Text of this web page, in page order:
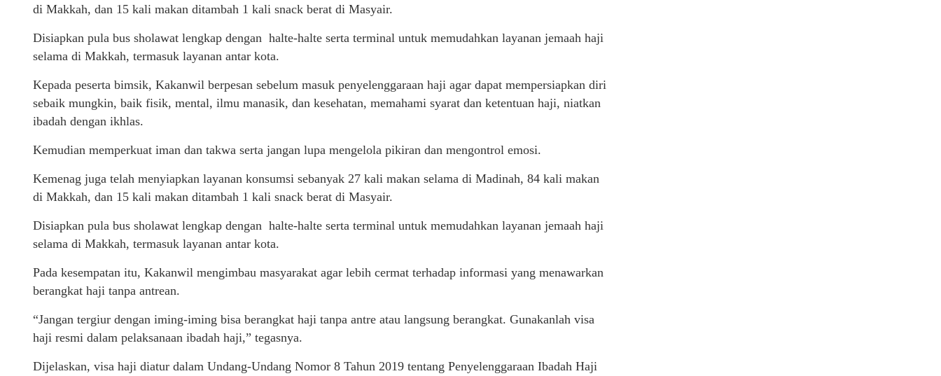
di Makkah, dan 15 kali makan ditambah 1 kali snack berat di Masyair.
Disiapkan pula bus sholawat lengkap dengan halte-halte serta terminal untuk memudahkan layanan jemaah haji
selama di Makkah, termasuk layanan antar kota.
Kepada peserta bimsik, Kakanwil berpesan sebelum masuk penyelenggaraan haji agar dapat mempersiapkan diri
sebaik mungkin, baik fisik, mental, ilmu manasik, dan kesehatan, memahami syarat dan ketentuan haji, niatkan
ibadah dengan ikhlas.
Kemudian memperkuat iman dan takwa serta jangan lupa mengelola pikiran dan mengontrol emosi.
Kemenag juga telah menyiapkan layanan konsumsi sebanyak 27 kali makan selama di Madinah, 84 kali makan
di Makkah, dan 15 kali makan ditambah 1 kali snack berat di Masyair.
Disiapkan pula bus sholawat lengkap dengan halte-halte serta terminal untuk memudahkan layanan jemaah haji
selama di Makkah, termasuk layanan antar kota.
Pada kesempatan itu, Kakanwil mengimbau masyarakat agar lebih cermat terhadap informasi yang menawarkan
berangkat haji tanpa antrean.
“Jangan tergiur dengan iming-iming bisa berangkat haji tanpa antre atau langsung berangkat. Gunakanlah visa
haji resmi dalam pelaksanaan ibadah haji,” tegasnya.
Dijelaskan, visa haji diatur dalam Undang-Undang Nomor 8 Tahun 2019 tentang Penyelenggaraan Ibadah Haji